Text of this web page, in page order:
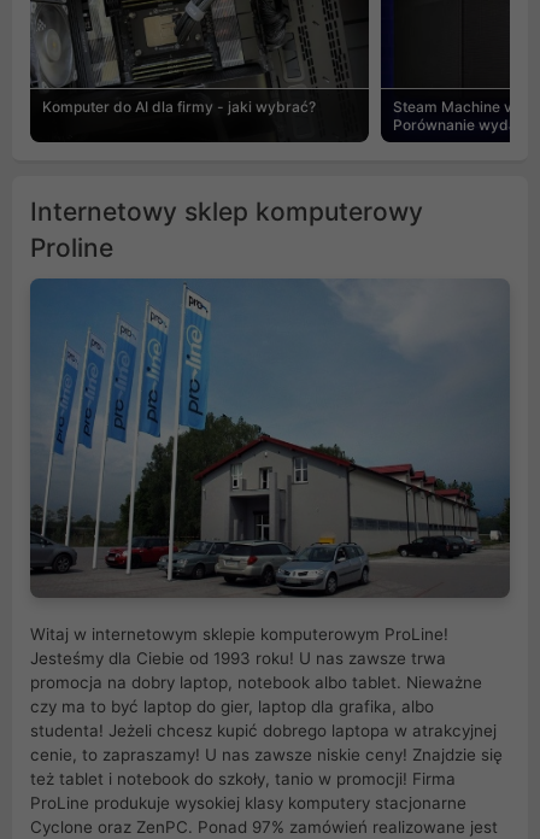
Komputer do AI dla firmy - jaki wybrać?
Steam Machine vs
Porównanie
Internetowy sklep komputerowy
Proline
Witaj w internetowym sklepie komputerowym ProLine!
Jesteśmy dla Ciebie od 1993 roku! U nas zawsze trwa
promocja na dobry laptop, notebook albo tablet. Nieważne
czy ma to być laptop do gier, laptop dla grafika, albo
studenta! Jeżeli chcesz kupić dobrego laptopa w atrakcyjnej
cenie, to zapraszamy! U nas zawsze niskie ceny! Znajdzie się
też tablet i notebook do szkoły, tanio w promocji! Firma
ProLine produkuje wysokiej klasy komputery stacjonarne
Cyclone oraz ZenPC. Ponad 97% zamówień realizowane jest